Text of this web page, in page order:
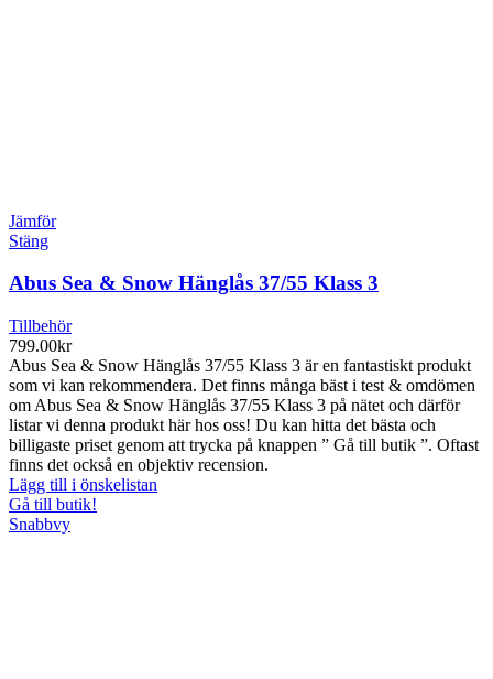
Jämför
Stäng
Abus Sea & Snow Hänglås 37/55 Klass 3
Tillbehör
799.00kr
Abus Sea & Snow Hänglås 37/55 Klass 3 är en fantastiskt produkt
som vi kan rekommendera. Det finns många bäst i test & omdömen
om Abus Sea & Snow Hänglås 37/55 Klass 3 på nätet och därför
listar vi denna produkt här hos oss! Du kan hitta det bästa och
billigaste priset genom att trycka på knappen ” Gå till butik ”. Oftast
finns det också en objektiv recension.
Lägg till i önskelistan
Gå till butik!
Snabbvy